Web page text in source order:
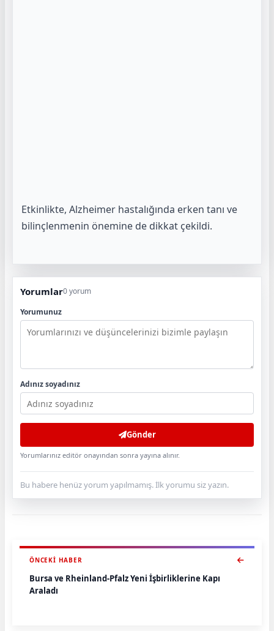
Etkinlikte, Alzheimer hastalığında erken tanı ve
bilinçlenmenin önemine de dikkat çekildi.
Yorumlar0 yorum
Yorumunuz
Adınız soyadınız
Gönder
Yorumlarınız editör onayından sonra yayına alınır.
Bu habere henüz yorum yapılmamış. İlk yorumu siz yazın.
ÖNCEKI HABER
Bursa ve Rheinland-Pfalz Yeni İşbirliklerine Kapı
Araladı